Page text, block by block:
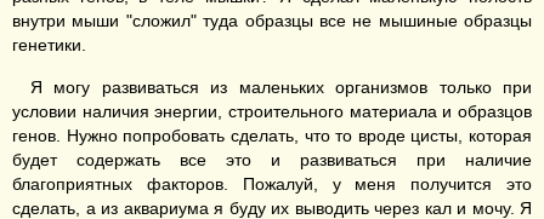
внутри мыши "сложил" туда образцы все не мышиные образцы
генетики.
Я могу развиваться из маленьких организмов только при
условии наличия энергии, строительного материала и образцов
генов. Нужно попробовать сделать, что то вроде цисты, которая
будет содержать все это и развиваться при наличие
благоприятных факторов. Пожалуй, у меня получится это
сделать, а из аквариума я буду их выводить через кал и мочу. Я